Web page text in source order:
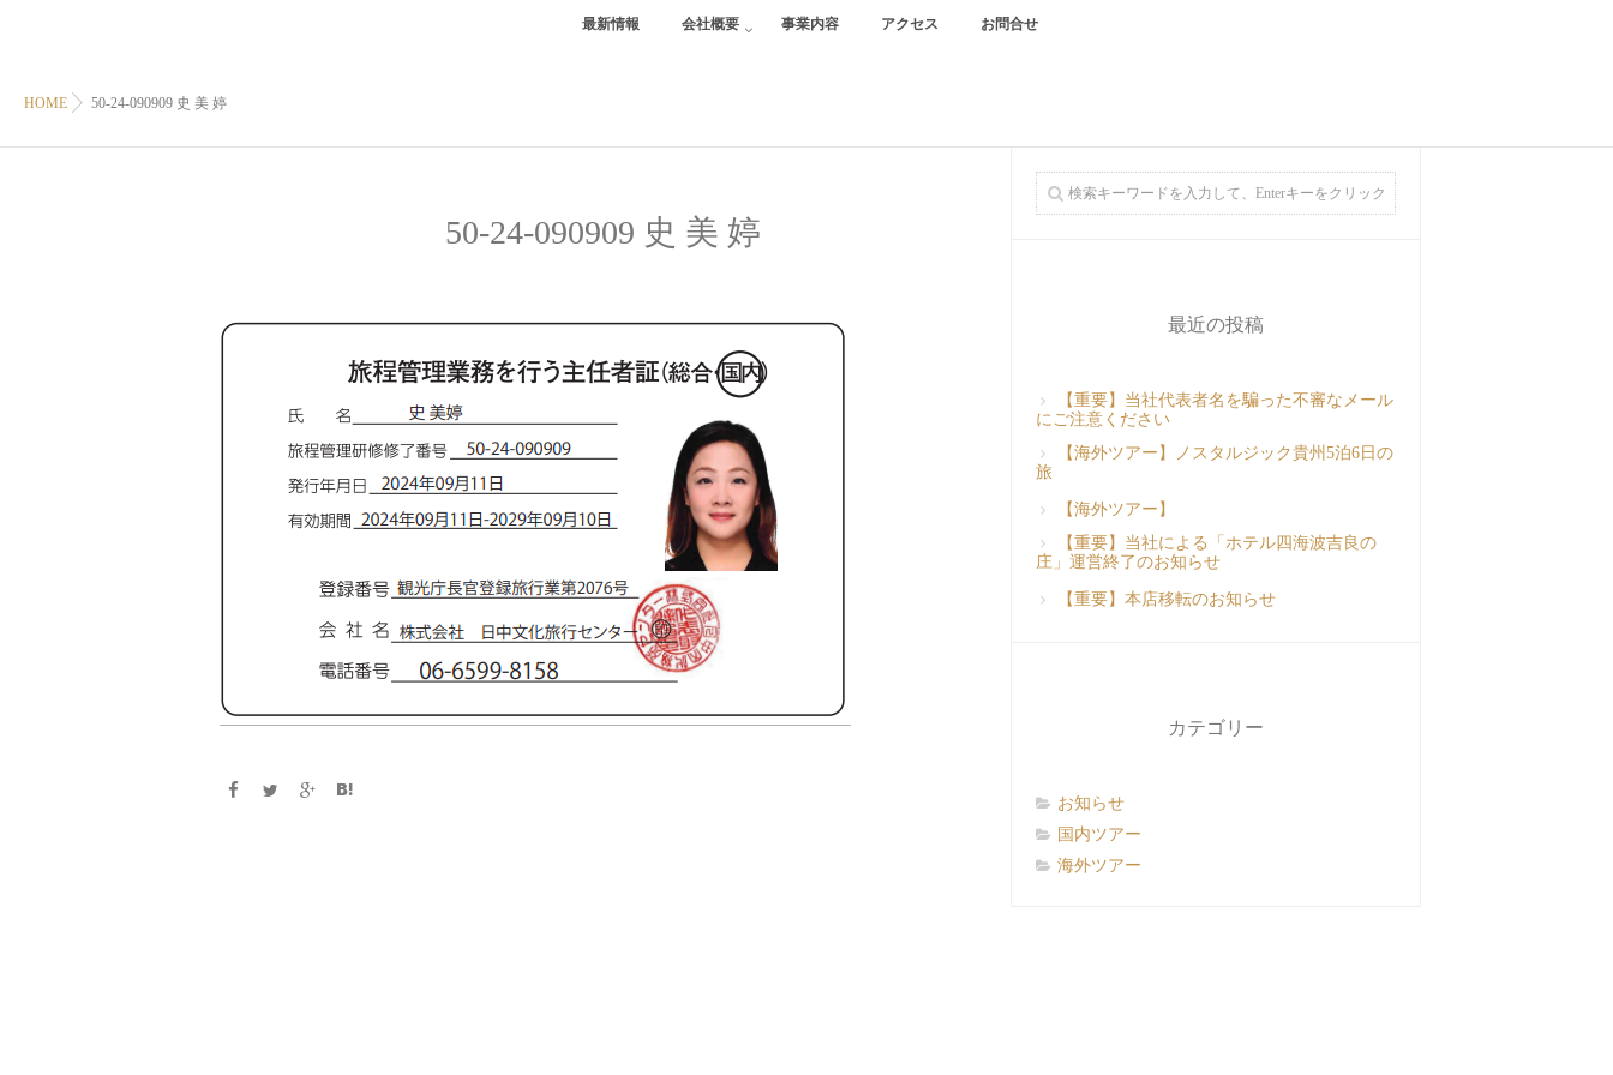
最新情報 会社概要 事業内容 アクセス お問合せ
HOME 50-24-090909 史 美 婷
50-24-090909 史 美 婷
最近の投稿
【重要】当社代表者名を騙った不審なメール
にご注意ください
【海外ツアー】ノスタルジック貴州5泊6日の
旅
【海外ツアー】
【重要】当社による「ホテル四海波吉良の
庄」運営終了のお知らせ
【重要】本店移転のお知らせ
カテゴリー
お知らせ
国内ツアー
海外ツアー